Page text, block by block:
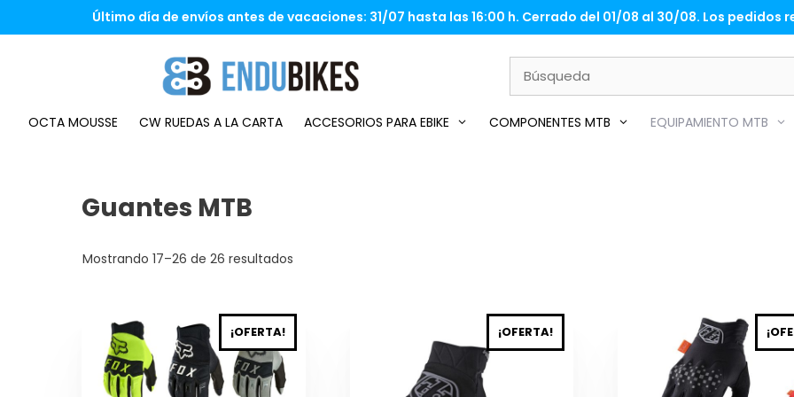
Último día de envíos antes de vacaciones: 31/07 hasta las 16:00 h. Cerrado del 01/08 al 30/08. Los pedidos
OCTA MOUSSE CW RUEDAS A LA CARTA ACCESORIOS PARA EBIKE COMPONENTES MTB EQUIPAMIENTO MTB
Guantes MTB
Mostrando 17–26 de 26 resultados
¡OFERTA!
Este
producto
tiene
múltiples
¡OFERTA!
múltiples
producto
múltiples